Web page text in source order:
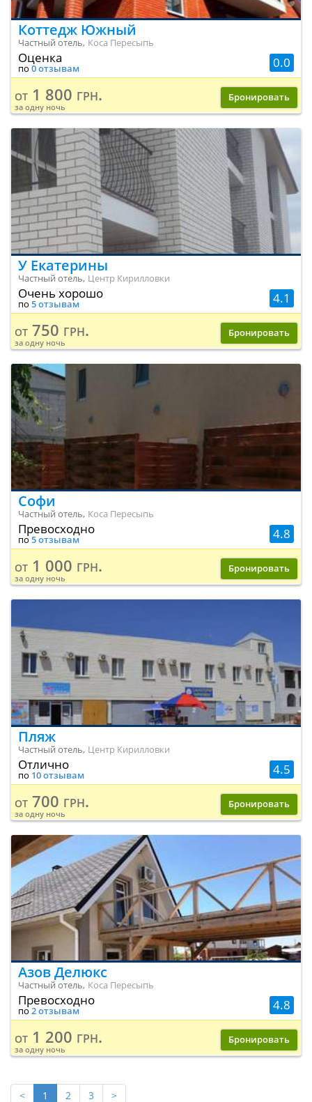
Коттедж Южный
Частный отель, Коса Пересыпь
0.0
Оценка
по 0 отзывам
от 1 800 грн.
за одну ночь
Бронировать
У Екатерины
Частный отель, Центр Кирилловки
4.1
Очень хорошо
по 5 отзывам
от 750 грн.
за одну ночь
Бронировать
Софи
Частный отель, Коса Пересыпь
4.8
Превосходно
по 5 отзывам
от 1 000 грн.
за одну ночь
Бронировать
Пляж
Частный отель, Центр Кирилловки
4.5
Отлично
по 10 отзывам
от 700 грн.
за одну ночь
Бронировать
Азов Делюкс
Частный отель, Коса Пересыпь
4.8
Превосходно
по 2 отзывам
от 1 200 грн.
за одну ночь
Бронировать
< 1 2 3 >